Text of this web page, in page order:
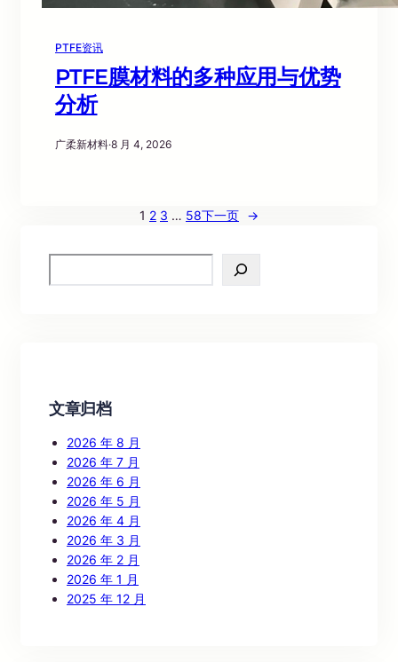
PTFE资讯
PTFE膜材料的多种应用与优势
分析
广柔新材料·8 月 4, 2026
1 2 3 … 58下一页 →
e
文章归档
2026 年 8 月
2026 年 7 月
2026 年 6 月
2026 年 5 月
2026 年 4 月
2026 年 3 月
2026 年 2 月
2026 年 1 月
2025 年 12 月